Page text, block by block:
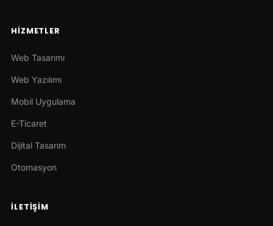
HIZMETLER
Web Tasarımı
Web Yazılımı
Mobil Uygulama
E-Ticaret
Dijital Tasarım
Otomasyon
İLETIŞIM